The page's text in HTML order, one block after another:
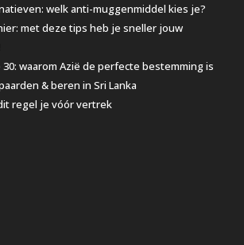
welk anti-muggenmiddel kies je?
met deze tips heb je sneller jouw
waarom Azië de perfecte bestemming is
& beren in Sri Lanka
regel je vóór vertrek